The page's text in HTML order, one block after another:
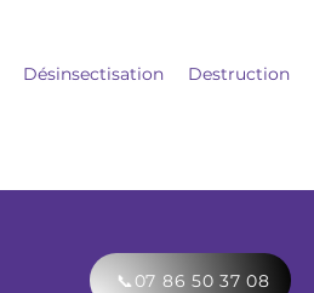
Désinsectisation Destruction
📞07 86 50 37 08